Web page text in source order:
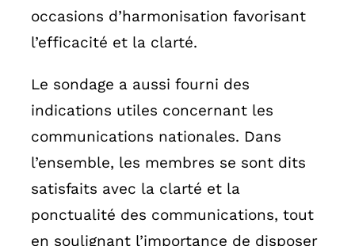
occasions d’harmonisation favorisant
l’efficacité et la clarté.
Le sondage a aussi fourni des
indications utiles concernant les
communications nationales. Dans
l’ensemble, les membres se sont dits
satisfaits avec la clarté et la
ponctualité des communications, tout
en soulignant l’importance de disposer